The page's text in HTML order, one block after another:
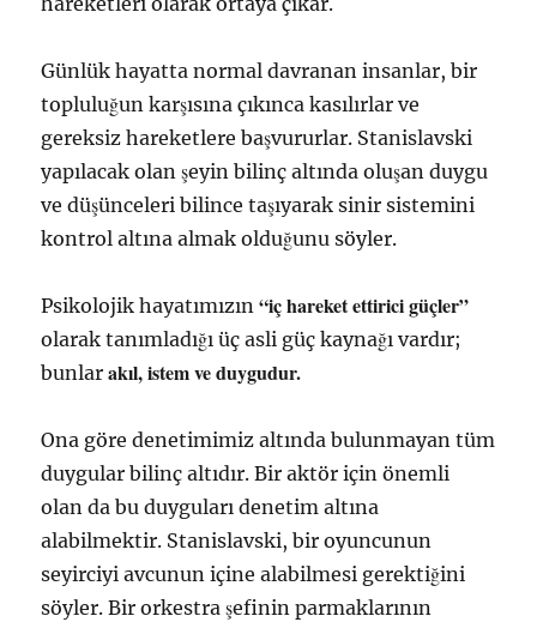
Günlük hayatta normal davranan insanlar, bir
topluluğun karşısına çıkınca kasılırlar ve
gereksiz hareketlere başvururlar. Stanislavski
yapılacak olan şeyin bilinç altında oluşan duygu
ve düşünceleri bilince taşıyarak sinir sistemini
kontrol altına almak olduğunu söyler.
Psikolojik hayatımızın“iç hareket ettirici güçler”
olarak tanımladığı üç asli güç kaynağı vardır;
bunlarakıl, istem ve duygudur.
Ona göre denetimimiz altında bulunmayan tüm
duygular bilinç altıdır. Bir aktör için önemli
olan da bu duyguları denetim altına
alabilmektir. Stanislavski, bir oyuncunun
seyirciyi avcunun içine alabilmesi gerektiğini
söyler. Bir orkestra şefinin parmaklarının